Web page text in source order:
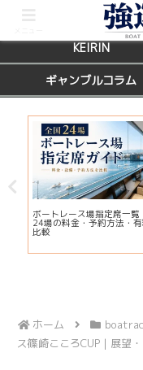
BOATRACE
KEIRIN
ギャンブルコラム
ボートレース場指定席一覧
24場の料金・予約方法・有
比較
ホーム
ス篠崎こころCUP｜展望